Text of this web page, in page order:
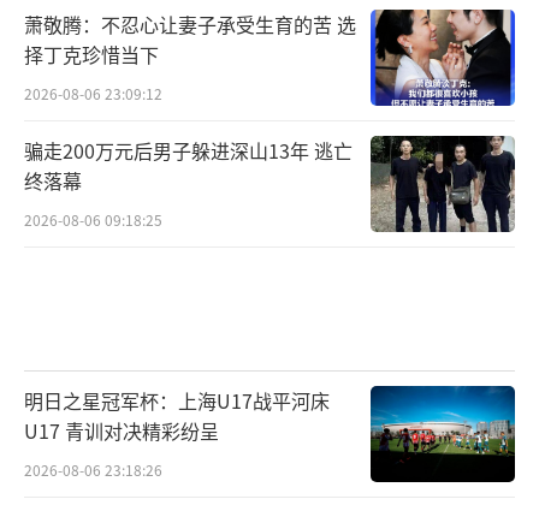
萧敬腾：不忍心让妻子承受生育的苦 选
择丁克珍惜当下
2026-08-06 23:09:12
骗走200万元后男子躲进深山13年 逃亡
终落幕
2026-08-06 09:18:25
明日之星冠军杯：上海U17战平河床
U17 青训对决精彩纷呈
2026-08-06 23:18:26